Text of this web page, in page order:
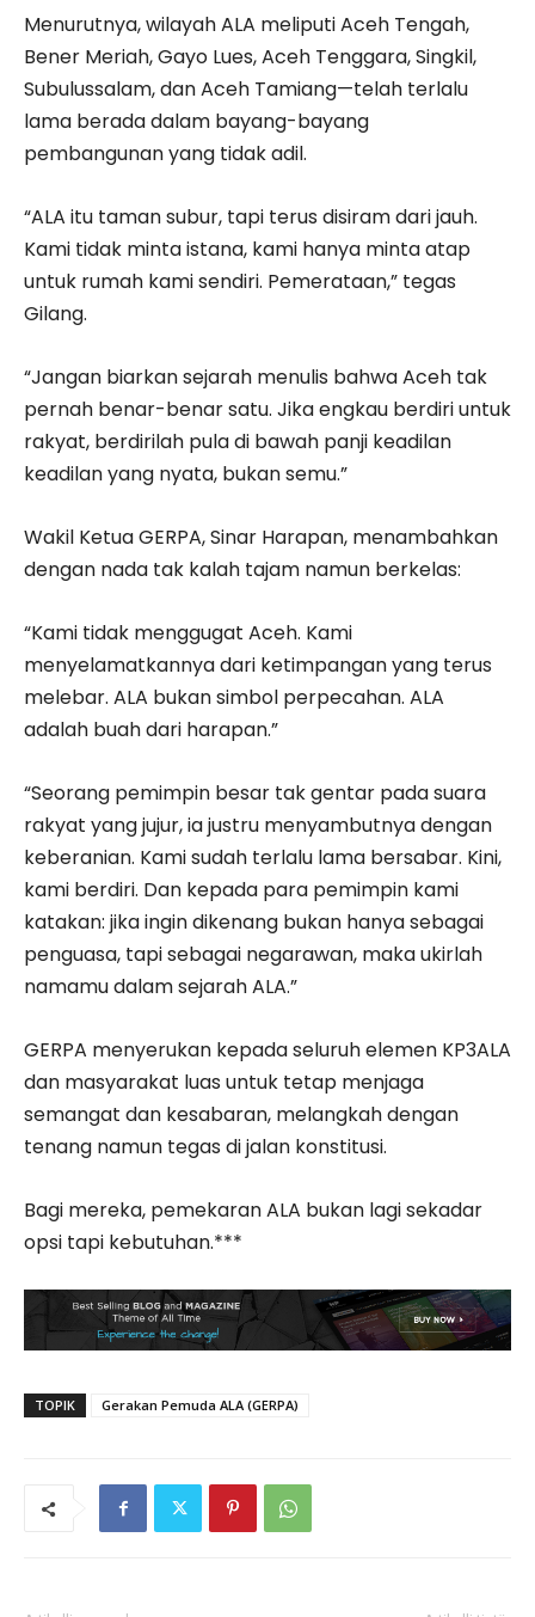
Menurutnya, wilayah ALA meliputi Aceh Tengah,
Bener Meriah, Gayo Lues, Aceh Tenggara, Singkil,
Subulussalam, dan Aceh Tamiang—telah terlalu
lama berada dalam bayang-bayang
pembangunan yang tidak adil.
“ALA itu taman subur, tapi terus disiram dari jauh.
Kami tidak minta istana, kami hanya minta atap
untuk rumah kami sendiri. Pemerataan,” tegas
Gilang.
“Jangan biarkan sejarah menulis bahwa Aceh tak
pernah benar-benar satu. Jika engkau berdiri untuk
rakyat, berdirilah pula di bawah panji keadilan
keadilan yang nyata, bukan semu.”
Wakil Ketua GERPA, Sinar Harapan, menambahkan
dengan nada tak kalah tajam namun berkelas:
“Kami tidak menggugat Aceh. Kami
menyelamatkannya dari ketimpangan yang terus
melebar. ALA bukan simbol perpecahan. ALA
adalah buah dari harapan.”
“Seorang pemimpin besar tak gentar pada suara
rakyat yang jujur, ia justru menyambutnya dengan
keberanian. Kami sudah terlalu lama bersabar. Kini,
kami berdiri. Dan kepada para pemimpin kami
katakan: jika ingin dikenang bukan hanya sebagai
penguasa, tapi sebagai negarawan, maka ukirlah
namamu dalam sejarah ALA.”
GERPA menyerukan kepada seluruh elemen KP3ALA
dan masyarakat luas untuk tetap menjaga
semangat dan kesabaran, melangkah dengan
tenang namun tegas di jalan konstitusi.
Bagi mereka, pemekaran ALA bukan lagi sekadar
opsi tapi kebutuhan.***
TOPIK Gerakan Pemuda ALA (GERPA)